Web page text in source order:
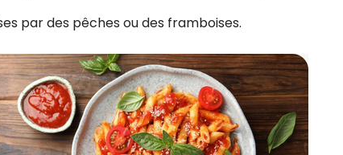
par des pêches ou des framboises.